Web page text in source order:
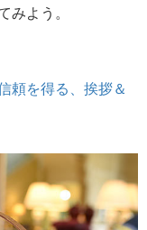
よう。
頼を得る、挨拶＆